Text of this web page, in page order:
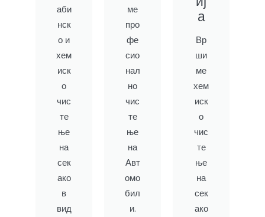
аби
нск
о и
хем
иск
о
чис
те
ње
на
сек
ако
в
вид
ме
про
фе
сио
нал
но
чис
те
ње
на
Авт
омо
бил
и.
а
Вр
ши
ме
хем
иск
о
чис
те
ње
на
сек
ако